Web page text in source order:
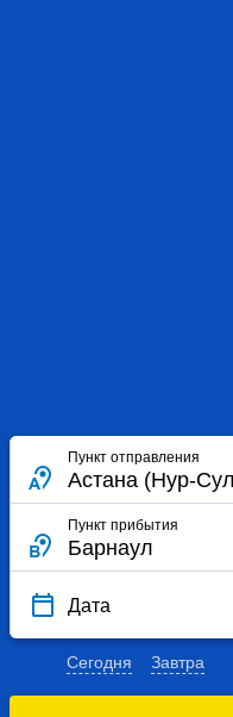
Пункт отправления
Пункт прибытия
Дата
Сегодня Завтра